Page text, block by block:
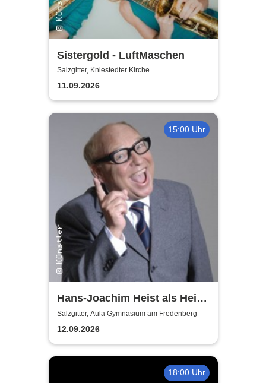
Sistergold - LuftMaschen
Salzgitter, Kniestedter Kirche
11.09.2026
15:00 Uhr
Hans-Joachim Heist als Heinz
Erhard - Noch'n Gedicht
Salzgitter, Aula Gymnasium am Fredenberg
12.09.2026
18:00 Uhr